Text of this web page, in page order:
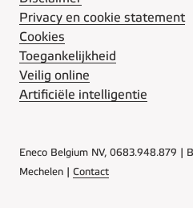
Privacy en cookie statement
Cookies
Toegankelijkheid
Veilig online
Artificiële intelligentie
Eneco Belgium NV, 0683.948.879 |
Mechelen | Contact